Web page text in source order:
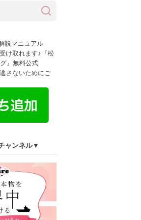
説マニュアル
け取れます♪『松
』無料公式
さないためにご
ャンネル▼